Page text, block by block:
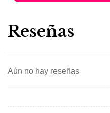
Reseñas
Aún no hay reseñas